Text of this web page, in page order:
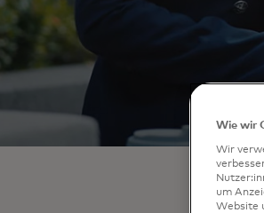
Wie wir
Wir
um
Website